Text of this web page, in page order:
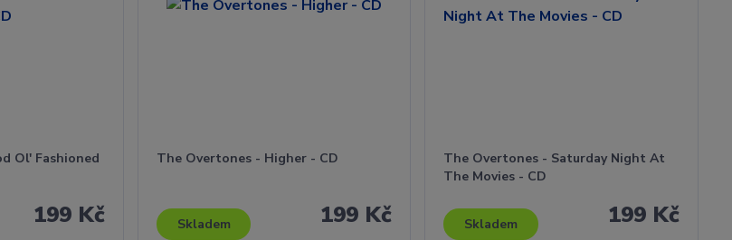
Ol' Fashioned
199 Kč
The Overtones - Higher - CD
199 Kč
Skladem
The Overtones - Saturday Night At
The Movies - CD
199 Kč
Skladem